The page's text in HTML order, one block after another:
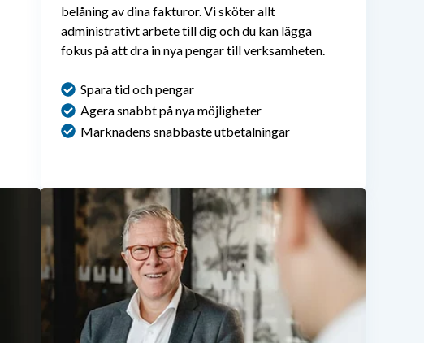
belåning av dina fakturor. Vi sköter allt
administrativt arbete till dig och du kan lägga
fokus på att dra in nya pengar till verksamheten.
Spara tid och pengar
Agera snabbt på nya möjligheter
Marknadens snabbaste utbetalningar